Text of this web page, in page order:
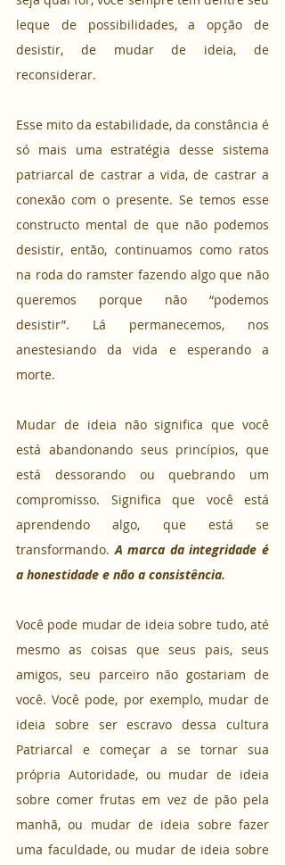
leque de possibilidades, a opção de
desistir, de mudar de ideia, de
reconsiderar.
Esse mito da estabilidade, da constância é
só mais uma estratégia desse sistema
patriarcal de castrar a vida, de castrar a
conexão com o presente. Se temos esse
constructo mental de que não podemos
desistir, então, continuamos como ratos
na roda do ramster fazendo algo que não
queremos porque não “podemos
desistir”. Lá permanecemos, nos
anestesiando da vida e esperando a
morte.
Mudar de ideia não significa que você
está abandonando seus princípios, que
está dessorando ou quebrando um
compromisso. Significa que você está
aprendendo algo, que está se
transformando. A marca da integridade é
a honestidade e não a consistência.
Você pode mudar de ideia sobre tudo, até
mesmo as coisas que seus pais, seus
amigos, seu parceiro não gostariam de
você. Você pode, por exemplo, mudar de
ideia sobre ser escravo dessa cultura
Patriarcal e começar a se tornar sua
própria Autoridade, ou mudar de ideia
sobre comer frutas em vez de pão pela
manhã, ou mudar de ideia sobre fazer
uma faculdade, ou mudar de ideia sobre